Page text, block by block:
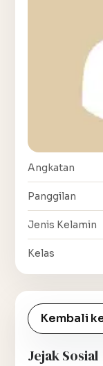
Angkatan
Panggilan
Jenis Kelamin
Kelas
Kembali
Jejak Sosial